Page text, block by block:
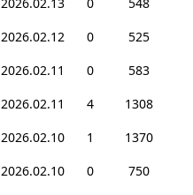
2026.02.12 0
525
2026.02.11 0
583
2026.02.11 4
1308
2026.02.10 1
1370
2026.02.10 0
750